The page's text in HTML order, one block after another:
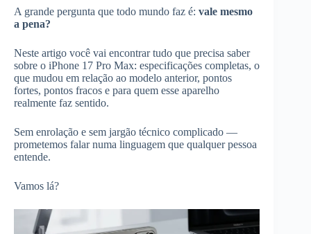
A grande pergunta que todo mundo faz é: vale mesmo
a pena?
Neste artigo você vai encontrar tudo que precisa saber
sobre o iPhone 17 Pro Max: especificações completas, o
que mudou em relação ao modelo anterior, pontos
fortes, pontos fracos e para quem esse aparelho
realmente faz sentido.
Sem enrolação e sem jargão técnico complicado —
prometemos falar numa linguagem que qualquer pessoa
entende.
Vamos lá?